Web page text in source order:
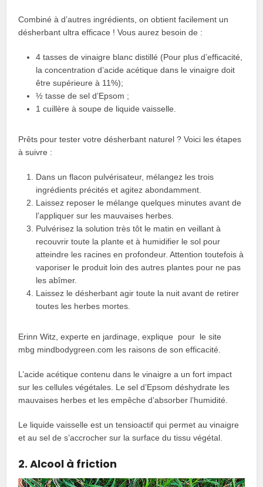
Combiné à d’autres ingrédients, on obtient facilement un
désherbant ultra efficace ! Vous aurez besoin de :
4 tasses de vinaigre blanc distillé (Pour plus d’efficacité,
la concentration d’acide acétique dans le vinaigre doit
être supérieure à 11%);
½ tasse de sel d’Epsom ;
1 cuillère à soupe de liquide vaisselle.
Prêts pour tester votre désherbant naturel ? Voici les étapes
à suivre :
Dans un flacon pulvérisateur, mélangez les trois
ingrédients précités et agitez abondamment.
Laissez reposer le mélange quelques minutes avant de
l’appliquer sur les mauvaises herbes.
Pulvérisez la solution très tôt le matin en veillant à
recouvrir toute la plante et à humidifier le sol pour
atteindre les racines en profondeur. Attention toutefois à
vaporiser le produit loin des autres plantes pour ne pas
les abîmer.
Laissez le désherbant agir toute la nuit avant de retirer
toutes les herbes mortes.
Erinn Witz, experte en jardinage, explique pour le site
mbg mindbodygreen.com les raisons de son efficacité.
L’acide acétique contenu dans le vinaigre a un fort impact
sur les cellules végétales. Le sel d’Epsom déshydrate les
mauvaises herbes et les empêche d’absorber l’humidité.
Le liquide vaisselle est un tensioactif qui permet au vinaigre
et au sel de s’accrocher sur la surface du tissu végétal.
2. Alcool à friction